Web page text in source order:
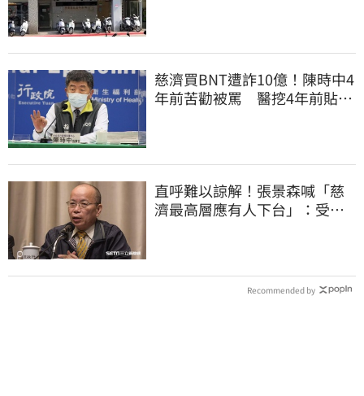
慈濟買BNT遭詐10億！陳時中4
年前苦勸被罵 醫挖4年前貼
直呼難以諒解！張景森喊「慈
濟最高層應有人下台」：受害
Recommended by